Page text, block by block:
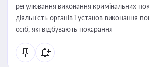
регулювання виконання кримінальних
діяльність органів і установ виконання
осіб, які відбувають покарання